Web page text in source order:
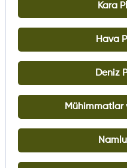
Kara
Hava
Deniz
Mühimmatlar